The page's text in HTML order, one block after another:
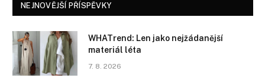
NEJNOVĚJŠÍ PŘÍSPĚVKY
WHATrend: Len jako nejžádanější
materiál léta
7. 8. 2026